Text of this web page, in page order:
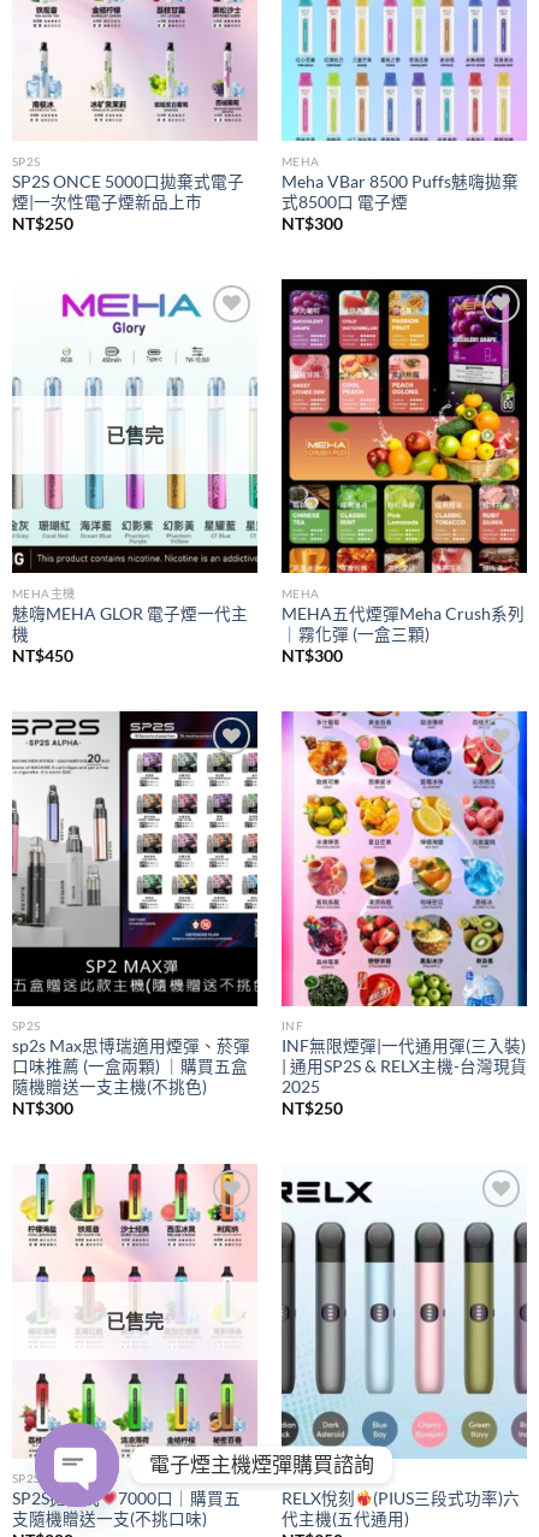
SP2S
SP2S ONCE 5000口拋棄式電子
煙|一次性電子煙新品上市
NT$250
MEHA
Meha VBar 8500 Puffs魅嗨拋棄
式8500口 電子煙
NT$300
wishlist
已售完
MEHA主機
魅嗨MEHA GLOR 電子煙一代主
機
NT$450
Add to
wishlist
MEHA
MEHA五代煙彈Meha Crush系列
｜霧化彈 (一盒三顆)
NT$300
Add to
wishlist
SP2S
sp2s Max思博瑞適用煙彈、菸彈
口味推薦 (一盒兩顆) ｜購買五盒
隨機贈送一支主機(不挑色)
NT$300
Add to
wishlist
INF
INF無限煙彈|一代通用彈(三入裝)
| 通用SP2S & RELX主機-台灣現貨
2025
NT$250
Add to
wishlist
已售完
SP2S
SP2S拋棄式
7000口｜購買五
支隨機贈送一支(不挑口味)
Add to
wishlist
RELX
RELX悅刻
(PIUS三段式功率)六
代主機(五代通用)
電子煙主機煙彈購買諮詢
OPEN